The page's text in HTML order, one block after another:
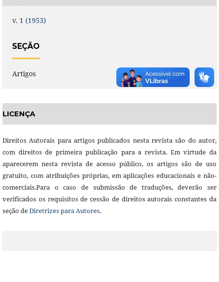
v. 1 (1953)
SEÇÃO
Artigos
LICENÇA
Direitos Autorais para artigos publicados nesta revista são do autor,
com direitos de primeira publicação para a revista. Em virtude da
aparecerem nesta revista de acesso público, os artigos são de uso
gratuito, com atribuições próprias, em aplicações educacionais e não-
comerciais.Para o caso de submissão de traduções, deverão ser
verificados os requisitos de cessão de direitos autorais constantes da
seção deDiretrizes para Autores.